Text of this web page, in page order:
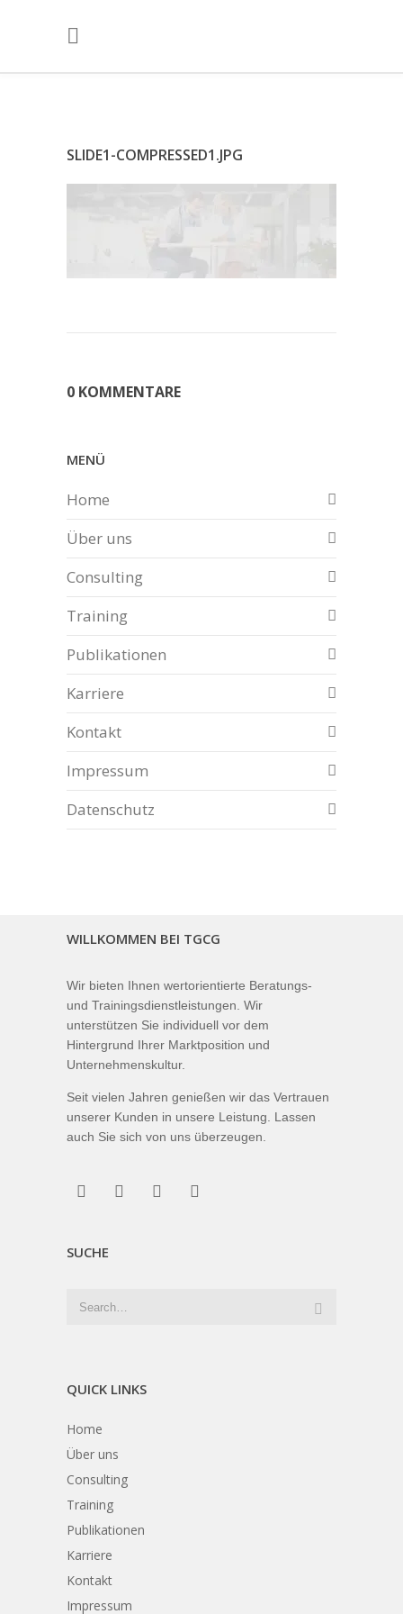
SLIDE1-COMPRESSED1.JPG
0 KOMMENTARE
MENÜ
Home
Über uns
Consulting
Training
Publikationen
Karriere
Kontakt
Impressum
Datenschutz
WILLKOMMEN BEI TGCG
Wir bieten Ihnen wertorientierte Beratungs-
und Trainingsdienstleistungen. Wir
unterstützen Sie individuell vor dem
Hintergrund Ihrer Marktposition und
Unternehmenskultur.
Seit vielen Jahren genießen wir das Vertrauen
unserer Kunden in unsere Leistung. Lassen
auch Sie sich von uns überzeugen.
SUCHE
QUICK LINKS
Home
Über uns
Consulting
Training
Publikationen
Karriere
Kontakt
Impressum